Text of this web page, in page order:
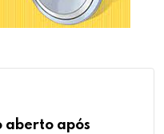
aberto após